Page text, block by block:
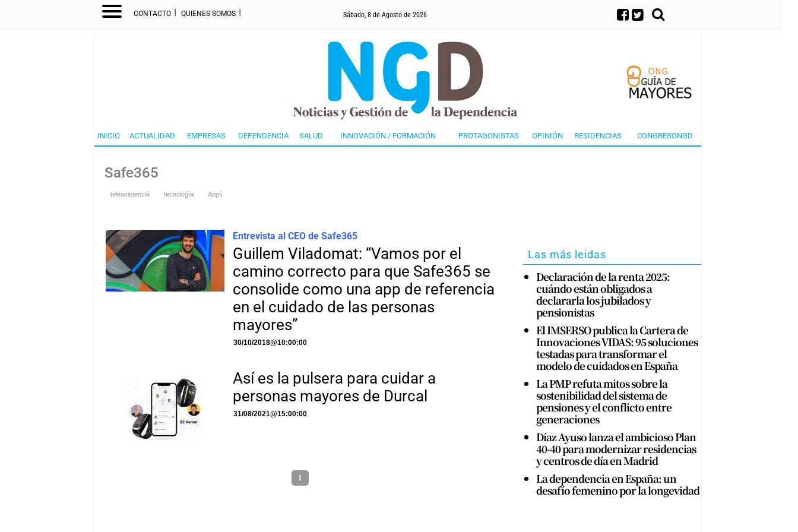
CONTACTO I QUIENES SOMOS I Sábado, 8 de Agosto de 2026
INICIO ACTUALIDAD EMPRESAS DEPENDENCIA SALUD INNOVACIÓN / FORMACIÓN PROTAGONISTAS OPINIÓN RESIDENCIAS CONGRESONGD
Safe365
teleasistencia tecnología Apps
Entrevista al CEO de Safe365
Guillem Viladomat: “Vamos por el
camino correcto para que Safe365 se
consolide como una app de referencia
en el cuidado de las personas
mayores”
30/10/2018@10:00:00
Así es la pulsera para cuidar a
personas mayores de Durcal
31/08/2021@15:00:00
1
Las más leidas
Declaración de la renta 2025:
cuándo están obligados a
declararla los jubilados y
pensionistas
El IMSERSO publica la Cartera de
Innovaciones VIDAS: 95 soluciones
testadas para transformar el
modelo de cuidados en España
La PMP refuta mitos sobre la
sostenibilidad del sistema de
pensiones y el conflicto entre
generaciones
Díaz Ayuso lanza el ambicioso Plan
40-40 para modernizar residencias
y centros de día en Madrid
La dependencia en España: un
desafío femenino por la longevidad